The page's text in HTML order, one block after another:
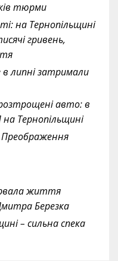
тюрми
на Тернопільщині
гривень,
липні затримали
авто: в
на Тернопільщині
життя
Березка
– сильна спека